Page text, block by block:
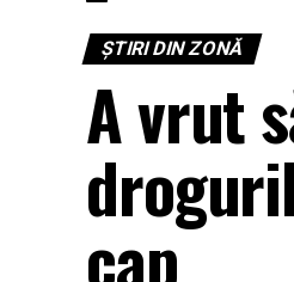
ŞTIRI DIN ZONĂ
A vrut
cap